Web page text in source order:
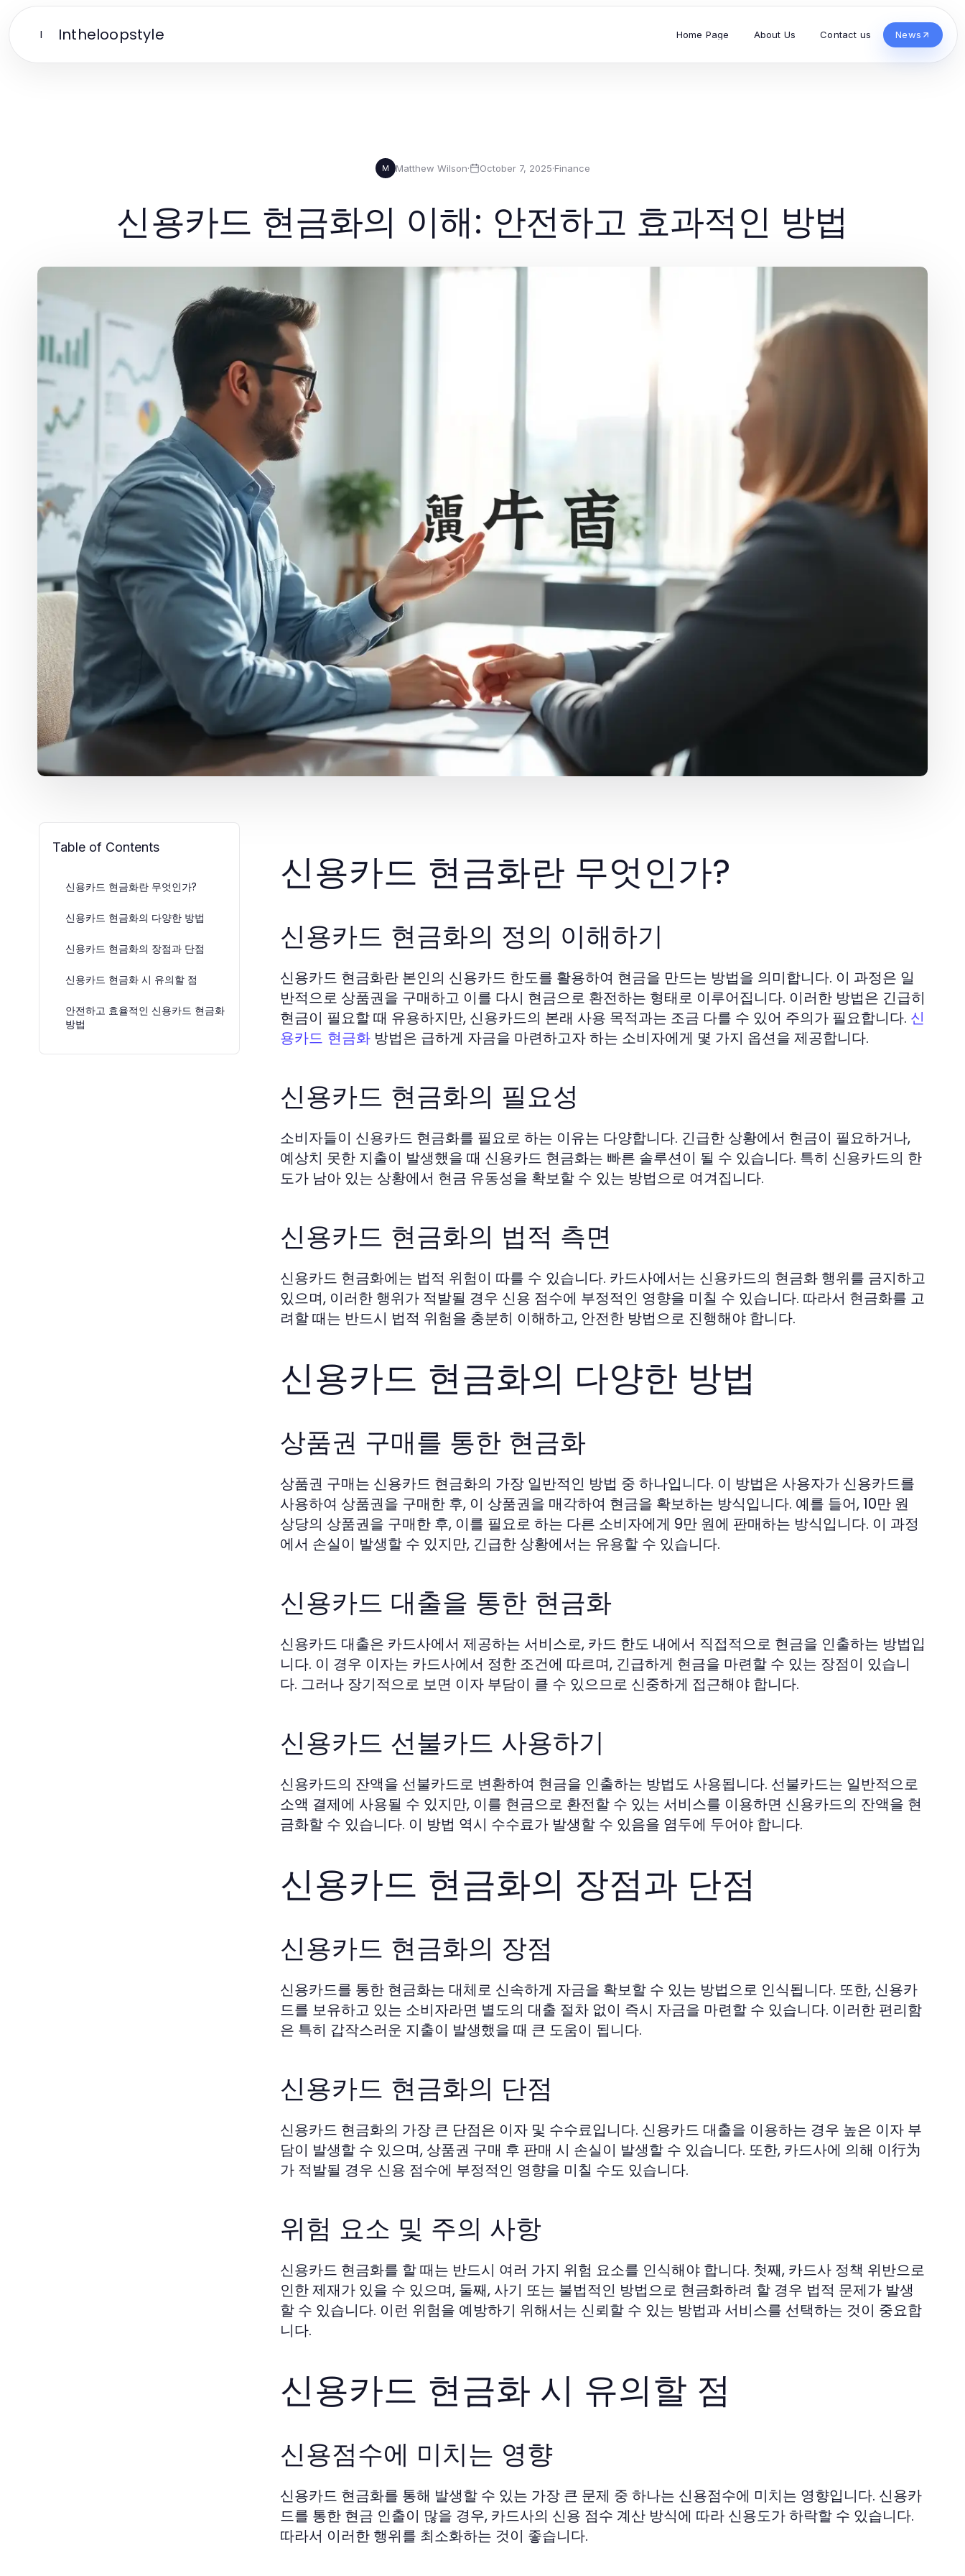
I Intheloopstyle Home Page About Us Contact us News
M Matthew Wilson· October 7, 2025·Finance
신용카드 현금화의 이해: 안전하고 효과적인 방법
Table of Contents
신용카드 현금화란 무엇인가?
신용카드 현금화의 다양한 방법
신용카드 현금화의 장점과 단점
신용카드 현금화 시 유의할 점
안전하고 효율적인 신용카드 현금화
방법
신용카드 현금화란 무엇인가?
신용카드 현금화의 정의 이해하기
신용카드 현금화란 본인의 신용카드 한도를 활용하여 현금을 만드는 방법을 의미합니다. 이 과정은 일
반적으로 상품권을 구매하고 이를 다시 현금으로 환전하는 형태로 이루어집니다. 이러한 방법은 긴급히
현금이 필요할 때 유용하지만, 신용카드의 본래 사용 목적과는 조금 다를 수 있어 주의가 필요합니다. 신
용카드 현금화 방법은 급하게 자금을 마련하고자 하는 소비자에게 몇 가지 옵션을 제공합니다.
신용카드 현금화의 필요성
소비자들이 신용카드 현금화를 필요로 하는 이유는 다양합니다. 긴급한 상황에서 현금이 필요하거나,
예상치 못한 지출이 발생했을 때 신용카드 현금화는 빠른 솔루션이 될 수 있습니다. 특히 신용카드의 한
도가 남아 있는 상황에서 현금 유동성을 확보할 수 있는 방법으로 여겨집니다.
신용카드 현금화의 법적 측면
신용카드 현금화에는 법적 위험이 따를 수 있습니다. 카드사에서는 신용카드의 현금화 행위를 금지하고
있으며, 이러한 행위가 적발될 경우 신용 점수에 부정적인 영향을 미칠 수 있습니다. 따라서 현금화를 고
려할 때는 반드시 법적 위험을 충분히 이해하고, 안전한 방법으로 진행해야 합니다.
신용카드 현금화의 다양한 방법
상품권 구매를 통한 현금화
상품권 구매는 신용카드 현금화의 가장 일반적인 방법 중 하나입니다. 이 방법은 사용자가 신용카드를
사용하여 상품권을 구매한 후, 이 상품권을 매각하여 현금을 확보하는 방식입니다. 예를 들어, 10만 원
상당의 상품권을 구매한 후, 이를 필요로 하는 다른 소비자에게 9만 원에 판매하는 방식입니다. 이 과정
에서 손실이 발생할 수 있지만, 긴급한 상황에서는 유용할 수 있습니다.
신용카드 대출을 통한 현금화
신용카드 대출은 카드사에서 제공하는 서비스로, 카드 한도 내에서 직접적으로 현금을 인출하는 방법입
니다. 이 경우 이자는 카드사에서 정한 조건에 따르며, 긴급하게 현금을 마련할 수 있는 장점이 있습니
다. 그러나 장기적으로 보면 이자 부담이 클 수 있으므로 신중하게 접근해야 합니다.
신용카드 선불카드 사용하기
신용카드의 잔액을 선불카드로 변환하여 현금을 인출하는 방법도 사용됩니다. 선불카드는 일반적으로
소액 결제에 사용될 수 있지만, 이를 현금으로 환전할 수 있는 서비스를 이용하면 신용카드의 잔액을 현
금화할 수 있습니다. 이 방법 역시 수수료가 발생할 수 있음을 염두에 두어야 합니다.
신용카드 현금화의 장점과 단점
신용카드 현금화의 장점
신용카드를 통한 현금화는 대체로 신속하게 자금을 확보할 수 있는 방법으로 인식됩니다. 또한, 신용카
드를 보유하고 있는 소비자라면 별도의 대출 절차 없이 즉시 자금을 마련할 수 있습니다. 이러한 편리함
은 특히 갑작스러운 지출이 발생했을 때 큰 도움이 됩니다.
신용카드 현금화의 단점
신용카드 현금화의 가장 큰 단점은 이자 및 수수료입니다. 신용카드 대출을 이용하는 경우 높은 이자 부
담이 발생할 수 있으며, 상품권 구매 후 판매 시 손실이 발생할 수 있습니다. 또한, 카드사에 의해 이行为
가 적발될 경우 신용 점수에 부정적인 영향을 미칠 수도 있습니다.
위험 요소 및 주의 사항
신용카드 현금화를 할 때는 반드시 여러 가지 위험 요소를 인식해야 합니다. 첫째, 카드사 정책 위반으로
인한 제재가 있을 수 있으며, 둘째, 사기 또는 불법적인 방법으로 현금화하려 할 경우 법적 문제가 발생
할 수 있습니다. 이런 위험을 예방하기 위해서는 신뢰할 수 있는 방법과 서비스를 선택하는 것이 중요합
니다.
신용카드 현금화 시 유의할 점
신용점수에 미치는 영향
신용카드 현금화를 통해 발생할 수 있는 가장 큰 문제 중 하나는 신용점수에 미치는 영향입니다. 신용카
드를 통한 현금 인출이 많을 경우, 카드사의 신용 점수 계산 방식에 따라 신용도가 하락할 수 있습니다.
따라서 이러한 행위를 최소화하는 것이 좋습니다.